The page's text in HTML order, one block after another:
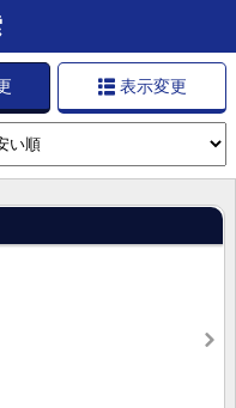
表示変更